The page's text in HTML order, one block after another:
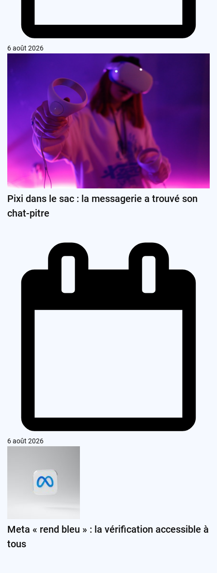
6 août 2026
Pixi dans le sac : la messagerie a trouvé son
chat-pitre
6 août 2026
Meta « rend bleu » : la vérification accessible à
tous